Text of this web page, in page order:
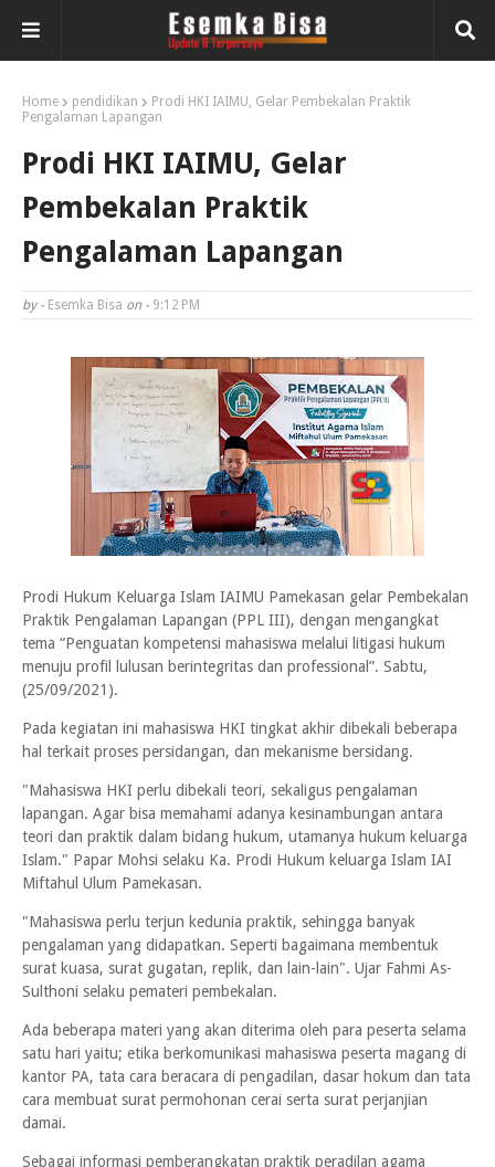
Home pendidikan
Prodi HKI IAIMU, Gelar Pembekalan Praktik
Pengalaman Lapangan
Prodi HKI IAIMU, Gelar
Pembekalan Praktik
Pengalaman Lapangan
by - Esemka Bisa on - 9:12 PM
Prodi Hukum Keluarga Islam IAIMU Pamekasan gelar Pembekalan
Praktik Pengalaman Lapangan (PPL III), dengan mengangkat
tema “Penguatan kompetensi mahasiswa melalui litigasi hukum
menuju profil lulusan berintegritas dan professional”. Sabtu,
(25/09/2021).
Pada kegiatan ini mahasiswa HKI tingkat akhir dibekali beberapa
hal terkait proses persidangan, dan mekanisme bersidang.
"Mahasiswa HKI perlu dibekali teori, sekaligus pengalaman
lapangan. Agar bisa memahami adanya kesinambungan antara
teori dan praktik dalam bidang hukum, utamanya hukum keluarga
Islam." Papar Mohsi selaku Ka. Prodi Hukum keluarga Islam IAI
Miftahul Ulum Pamekasan.
"Mahasiswa perlu terjun kedunia praktik, sehingga banyak
pengalaman yang didapatkan. Seperti bagaimana membentuk
surat kuasa, surat gugatan, replik, dan lain-lain". Ujar Fahmi As-
Sulthoni selaku pemateri pembekalan.
Ada beberapa materi yang akan diterima oleh para peserta selama
satu hari yaitu; etika berkomunikasi mahasiswa peserta magang di
kantor PA, tata cara beracara di pengadilan, dasar hokum dan tata
cara membuat surat permohonan cerai serta surat perjanjian
damai.
Sebagai informasi pemberangkatan praktik peradilan agama